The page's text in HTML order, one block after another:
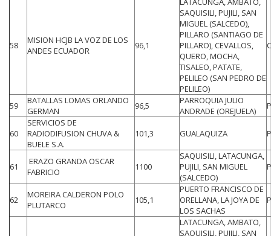
58
MISION HCJB LA VOZ DE LOS
ANDES ECUADOR
96,1
SAQUISILI, PUJILI, SAN
MIGUEL (SALCEDO),
PILLARO (SANTIAGO DE
PILLARO), CEVALLOS,
QUERO, MOCHA,
TISALEO, PATATE,
PELILEO (SAN PEDRO DE
PELILEO)
59
BATALLAS LOMAS ORLANDO
GERMAN
96,5
PARROQUIA JULIO
ANDRADE (OREJUELA)
60
SERVICIOS DE
RADIODIFUSION CHUVA &
BUELE S.A.
101,3 GUALAQUIZA
61
ERAZO GRANDA OSCAR
FABRICIO
1100
SAQUISILI, LATACUNGA,
PUJILI, SAN MIGUEL
(SALCEDO)
62
MOREIRA CALDERON POLO
PLUTARCO
105,1
PUERTO FRANCISCO DE
ORELLANA, LA JOYA DE
LOS SACHAS
LATACUNGA, AMBATO,
SAQUISILI, PUJILI, SAN